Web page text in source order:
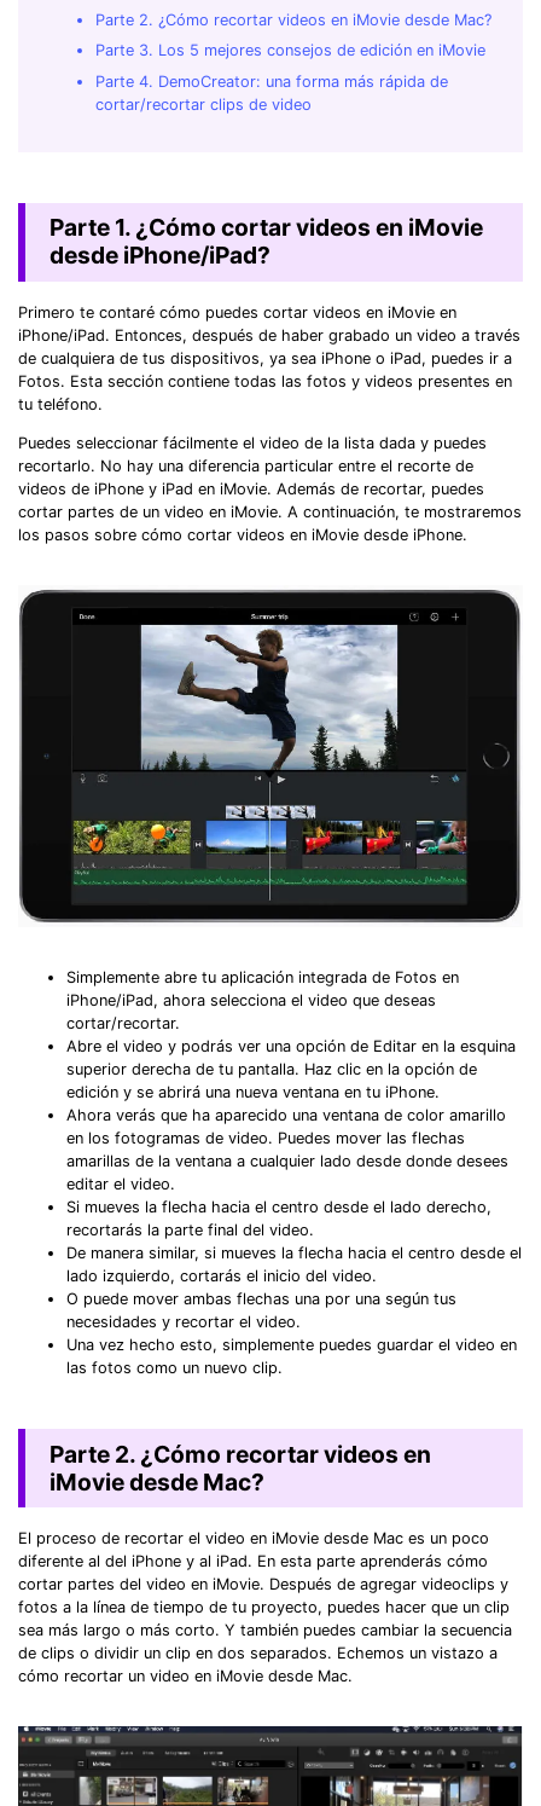
Parte 2. ¿Cómo recortar videos en iMovie desde Mac?
Parte 3. Los 5 mejores consejos de edición en iMovie
Parte 4. DemoCreator: una forma más rápida de
cortar/recortar clips de video
Parte 1. ¿Cómo cortar videos en iMovie
desde iPhone/iPad?
Primero te contaré cómo puedes cortar videos en iMovie en
iPhone/iPad. Entonces, después de haber grabado un video a través
de cualquiera de tus dispositivos, ya sea iPhone o iPad, puedes ir a
Fotos. Esta sección contiene todas las fotos y videos presentes en
tu teléfono.
Puedes seleccionar fácilmente el video de la lista dada y puedes
recortarlo. No hay una diferencia particular entre el recorte de
videos de iPhone y iPad en iMovie. Además de recortar, puedes
cortar partes de un video en iMovie. A continuación, te mostraremos
los pasos sobre cómo cortar videos en iMovie desde iPhone.
Simplemente abre tu aplicación integrada de Fotos en
iPhone/iPad, ahora selecciona el video que deseas
cortar/recortar.
Abre el video y podrás ver una opción de Editar en la esquina
superior derecha de tu pantalla. Haz clic en la opción de
edición y se abrirá una nueva ventana en tu iPhone.
Ahora verás que ha aparecido una ventana de color amarillo
en los fotogramas de video. Puedes mover las flechas
amarillas de la ventana a cualquier lado desde donde desees
editar el video.
Si mueves la flecha hacia el centro desde el lado derecho,
recortarás la parte final del video.
De manera similar, si mueves la flecha hacia el centro desde el
lado izquierdo, cortarás el inicio del video.
O puede mover ambas flechas una por una según tus
necesidades y recortar el video.
Una vez hecho esto, simplemente puedes guardar el video en
las fotos como un nuevo clip.
Parte 2. ¿Cómo recortar videos en
iMovie desde Mac?
El proceso de recortar el video en iMovie desde Mac es un poco
diferente al del iPhone y al iPad. En esta parte aprenderás cómo
cortar partes del video en iMovie. Después de agregar videoclips y
fotos a la línea de tiempo de tu proyecto, puedes hacer que un clip
sea más largo o más corto. Y también puedes cambiar la secuencia
de clips o dividir un clip en dos separados. Echemos un vistazo a
cómo recortar un video en iMovie desde Mac.